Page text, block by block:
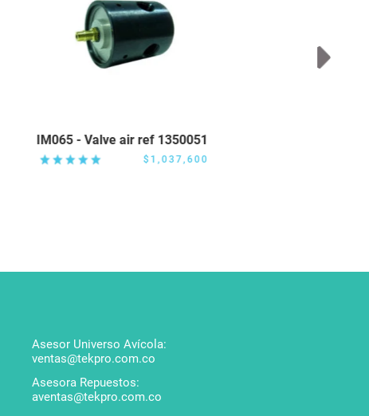
IM065 - Valve air ref 1350051
$1,037,600
Asesor Universo Avícola:
ventas@tekpro.com.co
Asesora Repuestos:
aventas@tekpro.com.co